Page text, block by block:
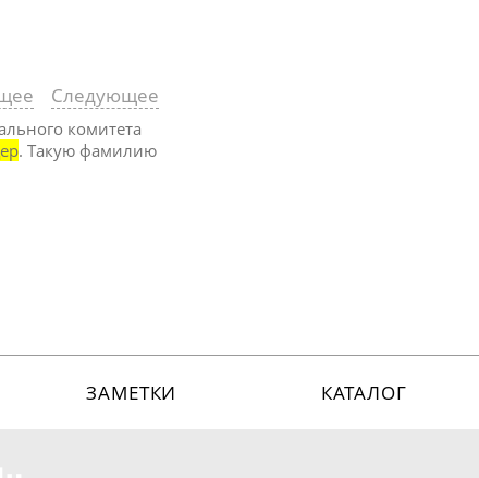
Следующее
комитета
. Такую фамилию
ЗАМЕТКИ КАТАЛОГ